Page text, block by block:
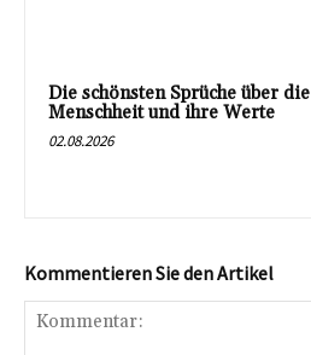
Die schönsten Sprüche über die
Menschheit und ihre Werte
02.08.2026
Kommentieren Sie den Artikel